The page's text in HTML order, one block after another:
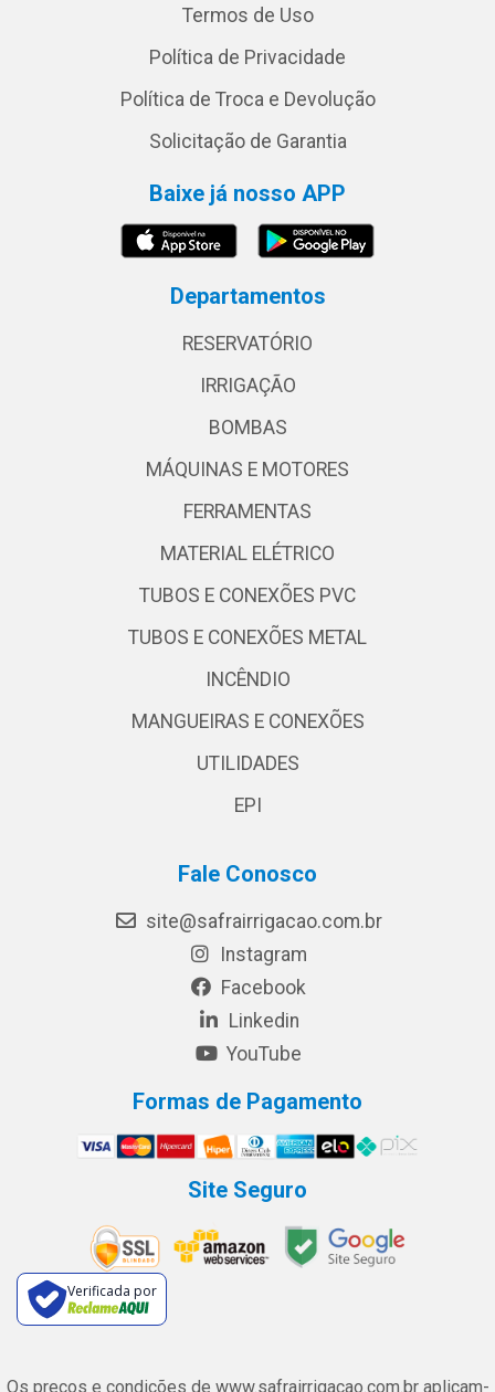
Termos de Uso
Política de Privacidade
Política de Troca e Devolução
Solicitação de Garantia
Baixe já nosso APP
Departamentos
RESERVATÓRIO
IRRIGAÇÃO
BOMBAS
MÁQUINAS E MOTORES
FERRAMENTAS
MATERIAL ELÉTRICO
TUBOS E CONEXÕES PVC
TUBOS E CONEXÕES METAL
INCÊNDIO
MANGUEIRAS E CONEXÕES
UTILIDADES
EPI
Fale Conosco
site@safrairrigacao.com.br
Instagram
Facebook
Linkedin
YouTube
Formas de Pagamento
Site Seguro
Verificada por
Os preços e condições de www.safrairrigacao.com.br aplicam-